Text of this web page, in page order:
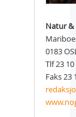
Natur &
0183
Tlf 23
Faks 23